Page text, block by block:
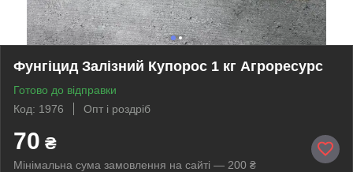
Фунгіцид Залізний Купорос 1 кг Агроресурс
Готово до відправки
Код: 1976
Опт і роздріб
70 ₴
Мінімальна сума замовлення на сайті — 200 ₴